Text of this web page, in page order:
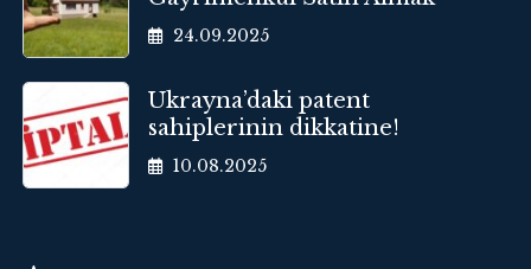
24.09.2025
Ukrayna’daki patent
sahiplerinin dikkatine!
10.08.2025